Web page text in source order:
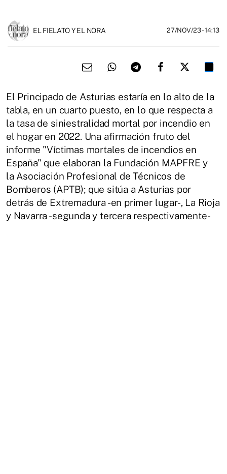
EL FIELATO Y EL NORA 27/NOV/23- 14:13
El Principado de Asturias estaría en lo alto de la
tabla, en un cuarto puesto, en lo que respecta a
la tasa de siniestralidad mortal por incendio en
el hogar en 2022. Una afirmación fruto del
informe "Víctimas mortales de incendios en
España" que elaboran la Fundación MAPFRE y
la Asociación Profesional de Técnicos de
Bomberos (APTB); que sitúa a Asturias por
detrás de Extremadura -en primer lugar-, La Rioja
y Navarra -segunda y tercera respectivamente-